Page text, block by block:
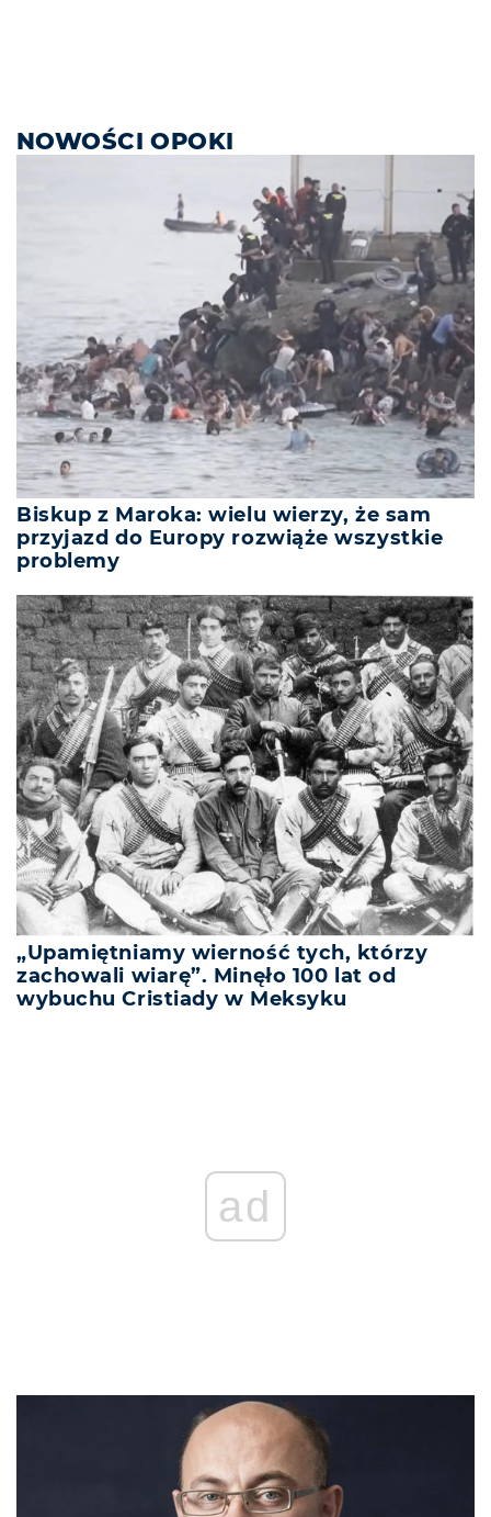
NOWOŚCI OPOKI
Biskup z Maroka: wielu wierzy, że sam
przyjazd do Europy rozwiąże wszystkie
problemy
„Upamiętniamy wierność tych, którzy
zachowali wiarę”. Minęło 100 lat od
wybuchu Cristiady w Meksyku
ad